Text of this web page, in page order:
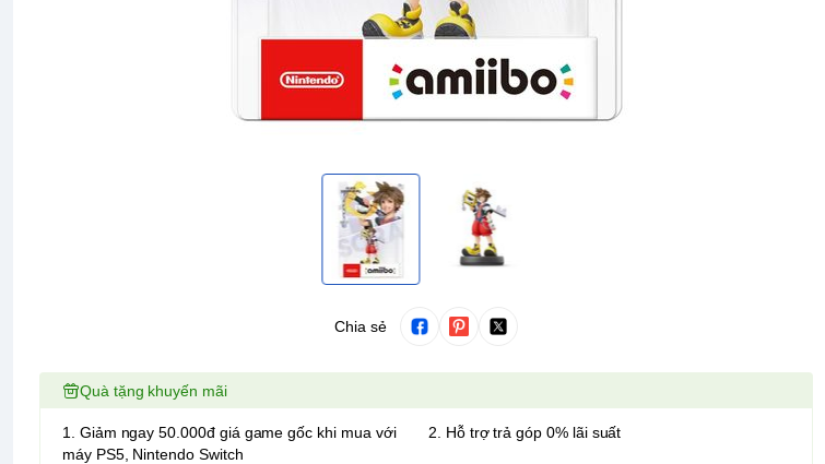
Chia sẻ
Quà tặng khuyến mãi
1. Giảm ngay 50.000đ giá game gốc khi mua với
máy PS5, Nintendo Switch
2. Hỗ trợ trả góp 0% lãi suất